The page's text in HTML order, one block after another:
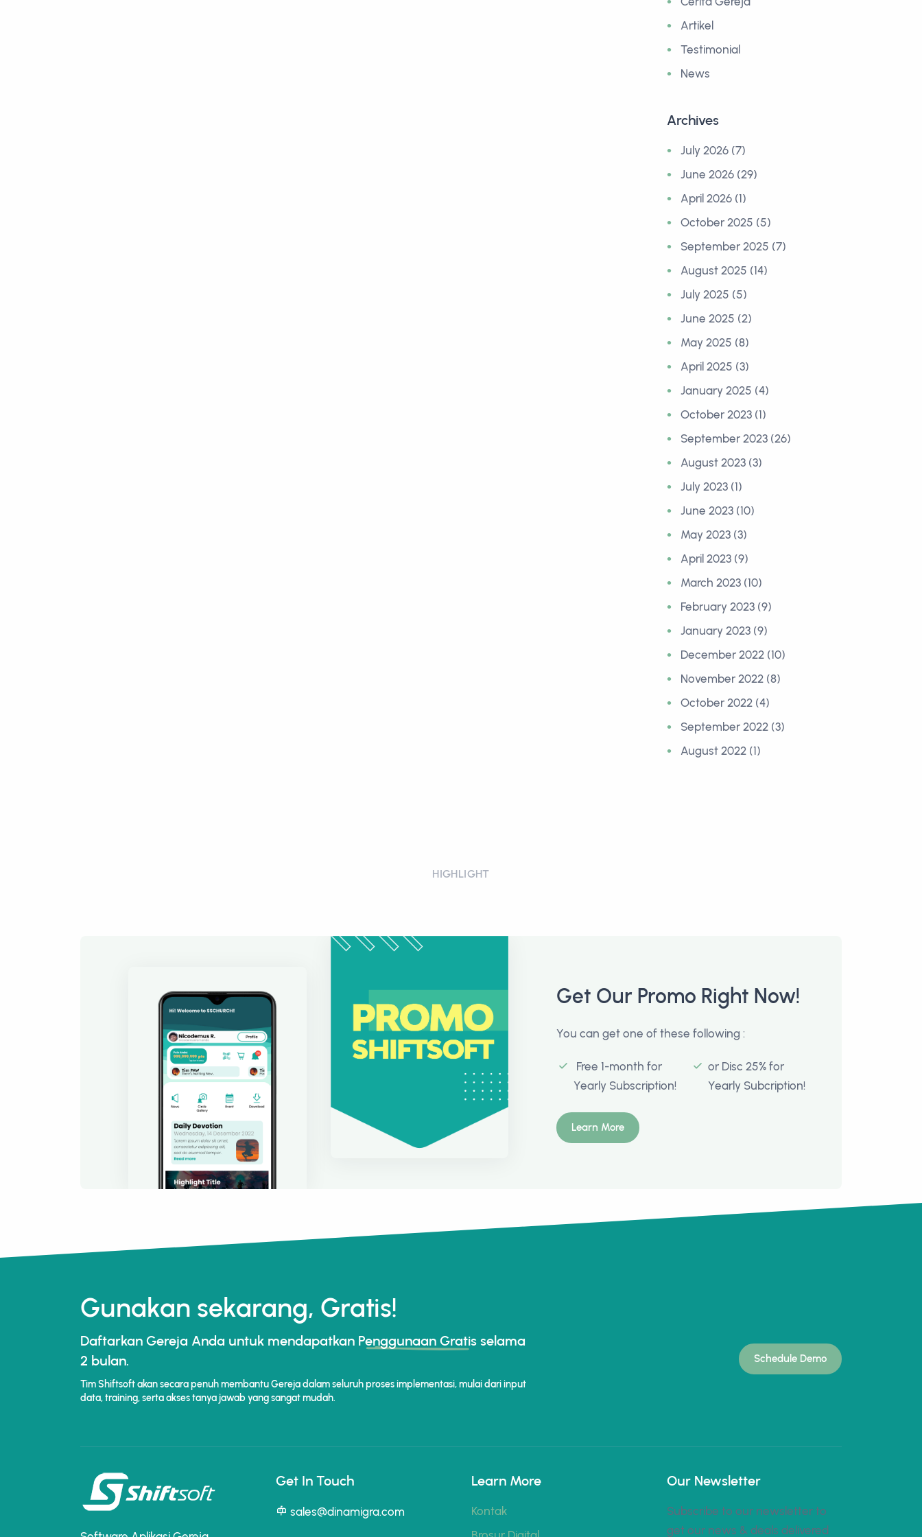
Artikel
Testimonial
News
Archives
July 2026 (7)
June 2026 (29)
April 2026 (1)
October 2025 (5)
September 2025 (7)
August 2025 (14)
July 2025 (5)
June 2025 (2)
May 2025 (8)
April 2025 (3)
January 2025 (4)
October 2023 (1)
September 2023 (26)
August 2023 (3)
July 2023 (1)
June 2023 (10)
May 2023 (3)
April 2023 (9)
March 2023 (10)
February 2023 (9)
January 2023 (9)
December 2022 (10)
November 2022 (8)
October 2022 (4)
September 2022 (3)
August 2022 (1)
HIGHLIGHT
Get Our Promo Right Now!
You can get one of these following :
Free 1-month for
Yearly Subscription!
or Disc 25% for
Yearly Subcription!
Learn More
Gunakan sekarang, Gratis!
Daftarkan Gereja Anda untuk mendapatkan Penggunaan Gratis selama
2 bulan.
Tim Shiftsoft akan secara penuh membantu Gereja dalam seluruh proses implementasi, mulai dari input
data, training, serta akses tanya jawab yang sangat mudah.
Schedule Demo
Get In Touch
sales@dinamigra.com
Learn More
Kontak
Our Newsletter
Subscribe to our newsletter to
get our news & deals delivered